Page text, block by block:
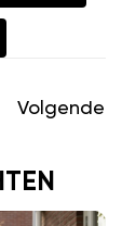
Volgende